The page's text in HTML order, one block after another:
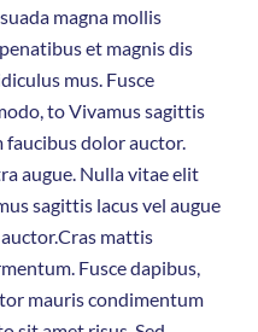
magna mollis
et magnis dis
mus. Fusce
to Vivamus sagittis
faucibus dolor auctor.
augue. Nulla vitae elit
sagittis lacus vel augue
mattis
Fusce dapibus,
mauris condimentum